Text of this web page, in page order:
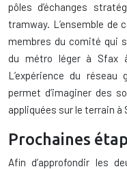
pôles d’échanges
tramway. L’ensemble
membres du comité qui
du métro léger à Sfax
L’expérience du
permet d’imaginer des
appliquées sur le terrain à
Prochaines
Afin d’approfondir les